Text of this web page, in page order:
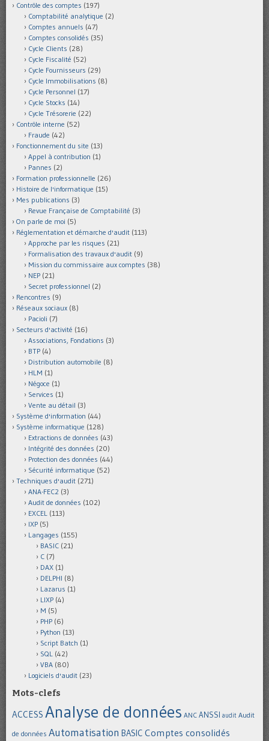
Contrôle des comptes (197)
Comptabilité analytique (2)
Comptes annuels (47)
Comptes consolidés (35)
Cycle Clients (28)
Cycle Fiscalité (52)
Cycle Fournisseurs (29)
Cycle Immobilisations (8)
Cycle Personnel (17)
Cycle Stocks (14)
Cycle Trésorerie (22)
Contrôle interne (52)
Fraude (42)
Fonctionnement du site (13)
Appel à contribution (1)
Pannes (2)
Formation professionnelle (26)
Histoire de l'informatique (15)
Mes publications (3)
Revue Française de Comptabilité (3)
On parle de moi (5)
Réglementation et démarche d'audit (113)
Approche par les risques (21)
Formalisation des travaux d'audit (9)
Mission du commissaire aux comptes (38)
NEP (21)
Secret professionnel (2)
Rencontres (9)
Réseaux sociaux (8)
Pacioli (7)
Secteurs d'activité (16)
Associations, Fondations (3)
BTP (4)
Distribution automobile (8)
HLM (1)
Négoce (1)
Services (1)
Vente au détail (3)
Système d'information (44)
Système informatique (128)
Extractions de données (43)
Intégrité des données (20)
Protection des données (44)
Sécurité informatique (52)
Techniques d'audit (271)
ANA-FEC2 (3)
Audit de données (102)
EXCEL (113)
IXP (5)
Langages (155)
BASIC (21)
C (7)
DAX (1)
DELPHI (8)
Lazarus (1)
LIXP (4)
M (5)
PHP (6)
Python (13)
Script Batch (1)
SQL (42)
VBA (80)
Logiciels d'audit (23)
Mots-clefs
ACCESS Analyse de données ANC ANSSI audit Audit
de données Automatisation BASIC Comptes consolidés